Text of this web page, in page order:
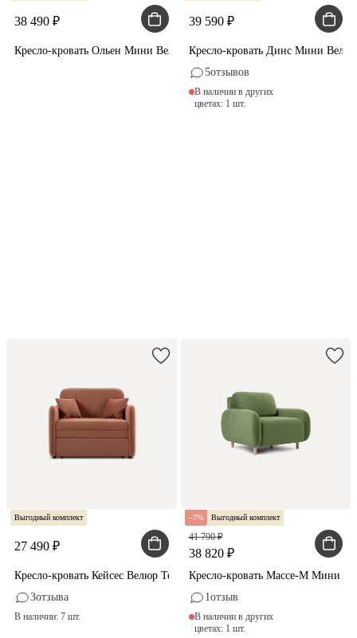
38 490
Кресло-кровать Ольен Мини Вельвет Светло-серый
39 590
Кресло-кровать Динс Мини
5отзывов
В наличии в других
цветах: 1 шт.
Выгодный комплект
27 490
Кресло-кровать Кейсес Велюр Терракотовый
3отзыва
В наличии: 7 шт.
7 Выгодный комплект
38 820
41 790
Кресло-кровать Массе-М Мини
1отзыв
В наличии в других
цветах: 1 шт.